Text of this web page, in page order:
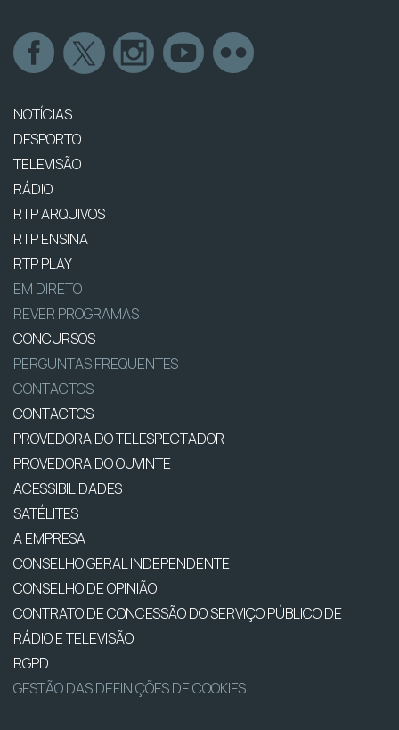
NOTÍCIAS
DESPORTO
TELEVISÃO
RÁDIO
RTP ARQUIVOS
RTP ENSINA
RTP PLAY
EM DIRETO
REVER PROGRAMAS
CONCURSOS
PERGUNTAS FREQUENTES
CONTACTOS
CONTACTOS
PROVEDORA DO TELESPECTADOR
PROVEDORA DO OUVINTE
ACESSIBILIDADES
SATÉLITES
A EMPRESA
CONSELHO GERAL INDEPENDENTE
CONSELHO DE OPINIÃO
CONTRATO DE CONCESSÃO DO SERVIÇO PÚBLICO DE
RÁDIO E TELEVISÃO
RGPD
GESTÃO DAS DEFINIÇÕES DE COOKIES